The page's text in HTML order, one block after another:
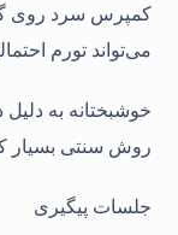
کمپرس سرد روی
می‌تواند تورم
خوشبختانه به
روش سنتی بسیار
جلسات پیگیری